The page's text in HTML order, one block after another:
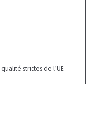
strictes de l’UE